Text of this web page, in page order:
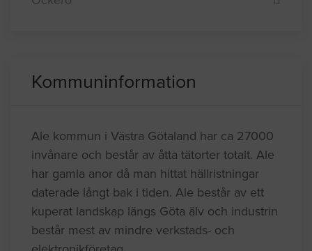
Kommuninformation
Ale kommun i Västra Götaland har ca 27000
invånare och består av åtta tätorter totalt. Ale
har gamla anor då man hittat hällristningar
daterade långt bak i tiden. Ale består av ett
kuperat landskap längs Göta älv och industrin
består mest av mindre verkstads- och